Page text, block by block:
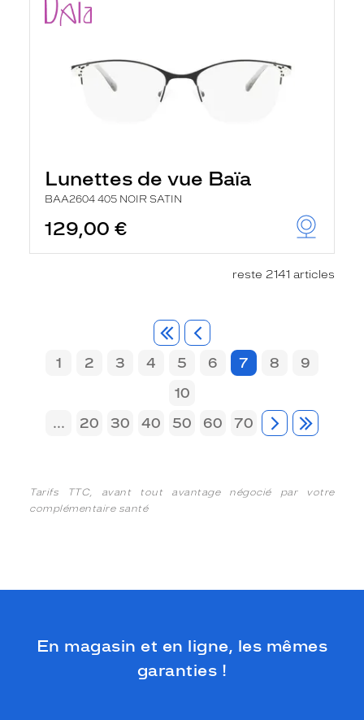
Lunettes de vue Baïa
BAA2604 405 NOIR SATIN
129,00 €
reste 2141 articles
1 2 3 4 5 6 7 8
9
10
...
20 30 40 50 60 70
Tarifs TTC, avant tout avantage négocié par votre
complémentaire santé
En magasin et en ligne, les mêmes
garanties !